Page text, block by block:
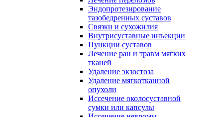
Эндопротезирование
тазобедренных суставов
Связки и сухожилия
Внутрисуставные инъекции
Пункции суставов
Лечение ран и травм мягких
тканей
Удаление экзостоза
Удаление мягкотканной
опухоли
Иссечение околосуставной
сумки или капсулы